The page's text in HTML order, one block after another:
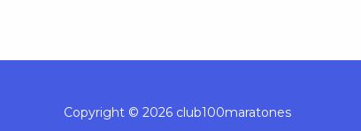
Copyright © 2026 club100maratones